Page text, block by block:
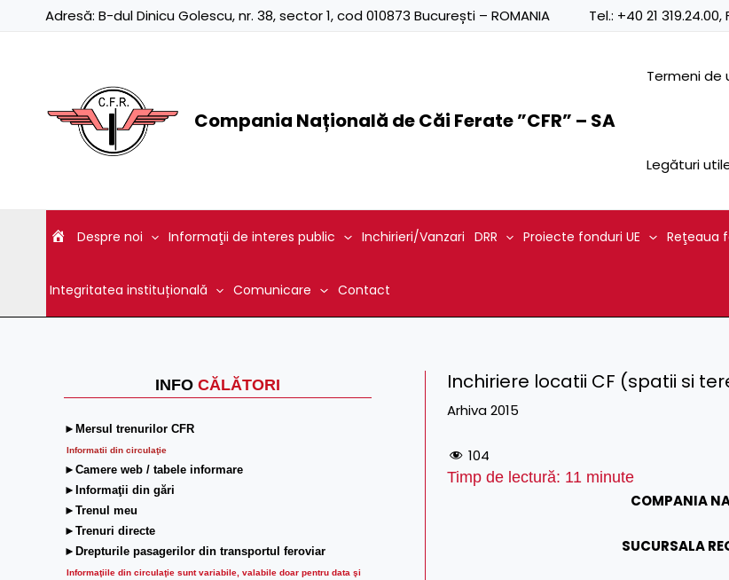
Adresă: B-dul Dinicu Golescu, nr. 38, sector 1, cod 010873 București – ROMANIA Tel.: +40 21 319.24.00,
Compania Națională de Căi Ferate ”CFR” – SA
Termeni de
Legături
Despre noi Informaţii de interes public Inchirieri/Vanzari DRR Proiecte fonduri UE Reţeaua
Integritatea instituțională Comunicare Contact
INFO CĂLĂTORI
►Mersul trenurilor CFR
Informatii din circulaţie
►Camere web / tabele informare
►Informaţii din gări
►Trenul meu
►Trenuri directe
►Drepturile pasagerilor din transportul feroviar
Informaţiile din circulaţie sunt variabile, valabile doar pentru data şi
Inchiriere locatii CF (spatii si
Arhiva 2015
104
Timp de lectură: 11 minute
COMPANIA
SUCURSALA